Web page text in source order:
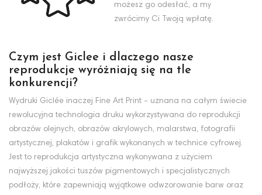
możesz go odesłać, a my
zwrócimy Ci Twoją wpłatę.
Czym jest Giclee i dlaczego nasze
reprodukcje wyróżniają się na tle
konkurencji?
Wydruki Giclée inaczej Fine Art Print - uznana na całym świecie
rewolucyjna technologia druku wykorzystywana do reprodukcji
obrazów olejnych, obrazów akrylowych, malarstwa, fotografii
artystycznej, plakatów i grafik wykonanych w technice cyfrowej.
Jest to reprodukcja artystyczna wykonywana z użyciem
najwyższej jakości tuszów pigmentowych i specjalistycznych
podłoży, które zapewniają wyjątkowe odwzorowanie barw oraz